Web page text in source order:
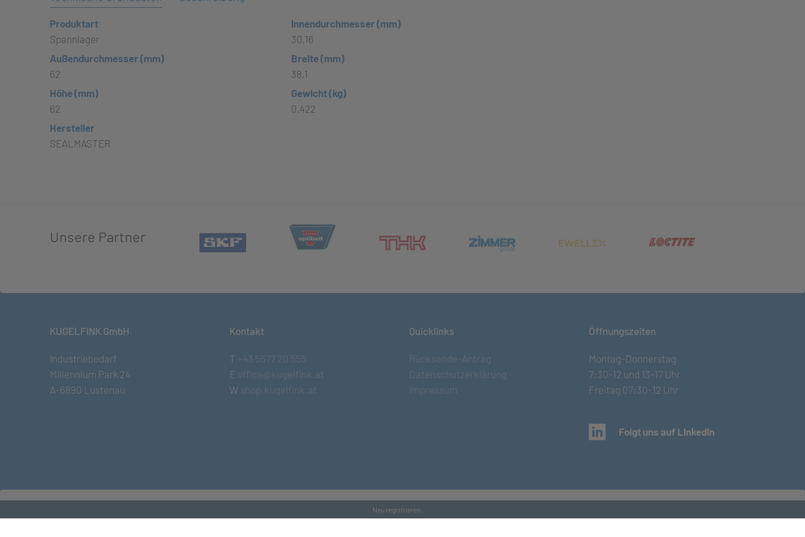
Produktart
Spannlager
Innendurchmesser (mm)
30,16
Außendurchmesser (mm)
62
Breite (mm)
38,1
Höhe (mm)
62
Gewicht (kg)
0,422
Hersteller
SEALMASTER
Unsere Partner (öffnet in neuem Tab)
(öffnet in neuem Tab)(öffnet in neuem Tab)(öffnet in neuem Tab)(öffnet in neuem Tab)
KUGELFINK GmbH
Industriebedarf
Millennium Park 24
A-6890 Lustenau
Kontakt
T +43 5577 20 555
E office@kugelfink.at
W shop.kugelfink.at
Quicklinks
Rücksende-Antrag
Datenschutzerklärung
Impressum
Öffnungszeiten
Montag-Donnerstag
7:30-12 und 13-17 Uhr
Freitag 07:30-12 Uhr
(öffnet in neuem Tab)
Folgt uns auf LinkedIn
Datenschutz•
Neu registrieren